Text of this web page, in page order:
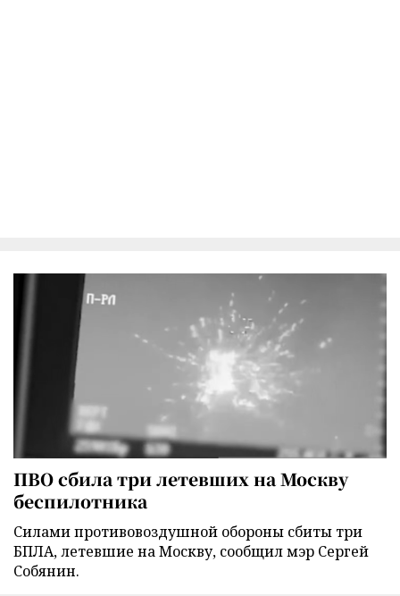
ПВО сбила три летевших на Москву
беспилотника
Силами противовоздушной обороны сбиты три
БПЛА, летевшие на Москву, сообщил мэр Сергей
Собянин.